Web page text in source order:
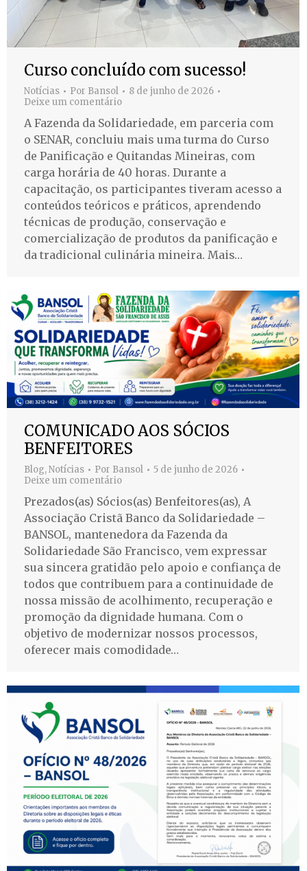
Curso concluído com sucesso!
Notícias Por Bansol
8 de junho de 2026
Deixe um comentário
A Fazenda da Solidariedade, em parceria com
o SENAR, concluiu mais uma turma do Curso
de Panificação e Quitandas Mineiras, com
carga horária de 40 horas. Durante a
capacitação, os participantes tiveram acesso a
conteúdos teóricos e práticos, aprendendo
técnicas de produção, conservação e
comercialização de produtos da panificação e
da tradicional culinária mineira. Mais…
COMUNICADO AOS SÓCIOS
BENFEITORES
Blog,Notícias Por Bansol
5 de junho de 2026
Deixe um comentário
Prezados(as) Sócios(as) Benfeitores(as), A
Associação Cristã Banco da Solidariedade –
BANSOL, mantenedora da Fazenda da
Solidariedade São Francisco, vem expressar
sua sincera gratidão pelo apoio e confiança de
todos que contribuem para a continuidade de
nossa missão de acolhimento, recuperação e
promoção da dignidade humana. Com o
objetivo de modernizar nossos processos,
oferecer mais comodidade…